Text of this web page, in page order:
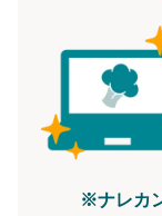
※ナレカ